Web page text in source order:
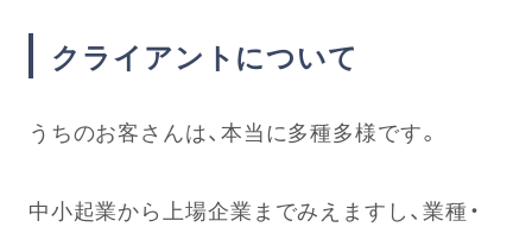
クライアントについて
うちのお客さんは、本当に多種多様です。
中小起業から上場企業までみえますし、業種・